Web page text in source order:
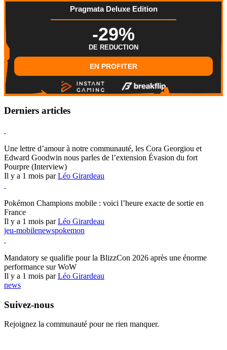
Pragmata Deluxe Edition
-29%
DE REDUCTION
EN PROFITER
Derniers articles
Une lettre d’amour à notre communauté, les Cora Georgiou et
Edward Goodwin nous parles de l’extension Évasion du fort
Pourpre (Interview)
Il y a 1 mois parLéo Girardeau
Pokémon Champions mobile : voici l’heure exacte de sortie en
France
Il y a 1 mois parLéo Girardeau
jeu-mobilenewspokemon
Mandatory se qualifie pour la BlizzCon 2026 après une énorme
performance sur WoW
Il y a 1 mois parLéo Girardeau
news
Suivez-nous
Rejoignez la communauté pour ne rien manquer.